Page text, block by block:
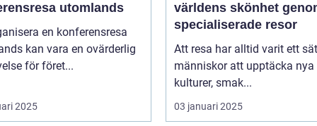
utomlands
en konferensresa
kan vara en ovärderlig
för föret...
2025
världens skönhet
specialiserade resor
Att resa har alltid varit ett
människor att upptäcka nya
kulturer, smak...
03 januari 2025